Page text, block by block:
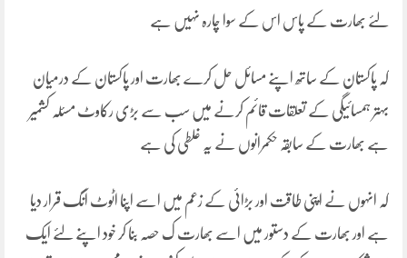
لئے بھارت کے پاس اس کے سوا چارہ نہیں ہے
کہ پاکستان کے ساتھ اپنے مسائل حل کرے بھارت اور پاکستان کے درمیان
بہتر ہمسائیگی کے تعلقات قائم کرنے میں سب سے بڑی رکاوٹ مسئلہ کشمیر
ہے بھارت کے سابقہ حکمرانوں نے یہ غلطی کی ہے
کہ انہوں نے اپنی طاقت اور بڑائی کے زعم میں اسے اپنا اٹوٹ انگ قرار دیا
ہے اور بھارت کے دستور میں اسے بھارت ک حصہ بنا کر خود اپنے لئے ایک